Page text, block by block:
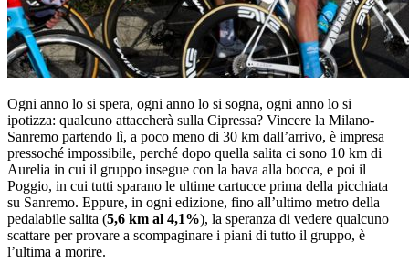
Ogni anno lo si spera, ogni anno lo si sogna, ogni anno lo si
ipotizza: qualcuno attaccherà sulla Cipressa? Vincere la Milano-
Sanremo partendo lì, a poco meno di 30 km dall’arrivo, è impresa
pressoché impossibile, perché dopo quella salita ci sono 10 km di
Aurelia in cui il gruppo insegue con la bava alla bocca, e poi il
Poggio, in cui tutti sparano le ultime cartucce prima della picchiata
su Sanremo. Eppure, in ogni edizione, fino all’ultimo metro della
pedalabile salita (5,6 km al 4,1%), la speranza di vedere qualcuno
scattare per provare a scompaginare i piani di tutto il gruppo, è
l’ultima a morire.